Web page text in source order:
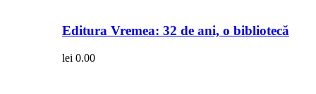
Editura Vremea: 32 de ani, o bibliotecă
lei 0.00